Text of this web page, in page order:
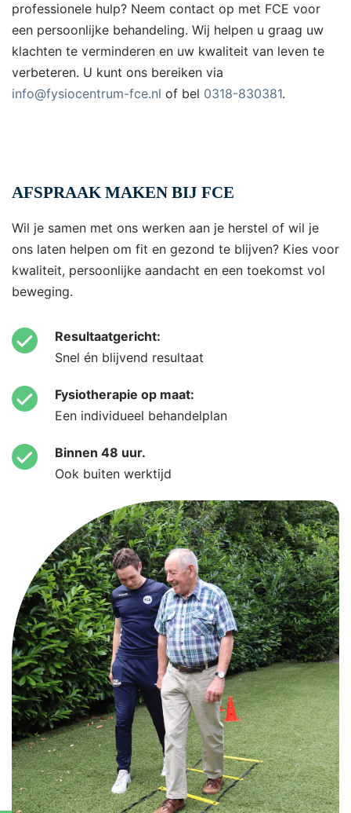
professionele hulp? Neem contact op met FCE voor
een persoonlijke behandeling. Wij helpen u graag uw
klachten te verminderen en uw kwaliteit van leven te
verbeteren. U kunt ons bereiken via
info@fysiocentrum-fce.nl of bel 0318-830381.
AFSPRAAK MAKEN BIJ FCE
Wil je samen met ons werken aan je herstel of wil je
ons laten helpen om fit en gezond te blijven? Kies voor
kwaliteit, persoonlijke aandacht en een toekomst vol
beweging.
Resultaatgericht:
Snel én blijvend resultaat
Fysiotherapie op maat:
Een individueel behandelplan
Binnen 48 uur.
Ook buiten werktijd